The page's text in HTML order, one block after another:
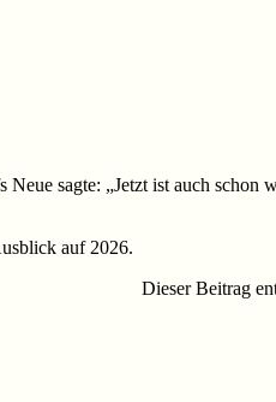
sagte: „Jetzt ist auch
auf 2026.
Dieser Beitrag